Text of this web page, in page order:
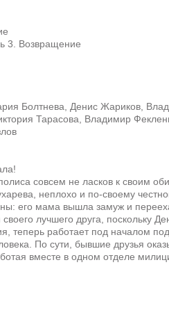
3. Возвращение
Болтнева, Денис Жариков,
Тарасова, Владимир
совсем не ласков к своим
неплохо и по-своему
его мама вышла замуж и
лучшего друга, поскольку
теперь работает под началом
По сути, бывшие друзья
вместе в одном отделе